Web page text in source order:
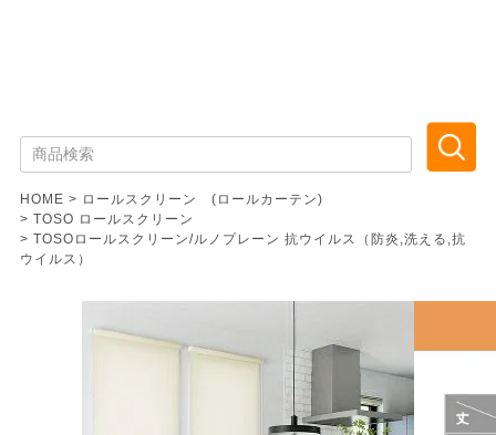
HOME
ロールスクリーン (ロールカーテン)
TOSO ロールスクリーン
TOSOロールスクリーン/ルノプレーン 抗ウイルス（防炎,洗える,抗
ウイルス）